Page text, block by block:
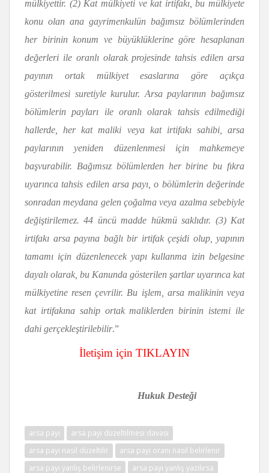
mülkiyettir. (2) Kat mülkiyeti ve kat irtifakı, bu mülkiyete
konu olan ana gayrimenkulün bağımsız bölümlerinden
her birinin konum ve büyüklüklerine göre hesaplanan
değerleri ile oranlı olarak projesinde tahsis edilen arsa
payının ortak mülkiyet esaslarına göre açıkça
gösterilmesi suretiyle kurulur. Arsa paylarının bağımsız
bölümlerin payları ile oranlı olarak tahsis edilmediği
hallerde, her kat maliki veya kat irtifakı sahibi, arsa
paylarının yeniden düzenlenmesi için mahkemeye
başvurabilir. Bağımsız bölümlerden her birine bu fıkra
uyarınca tahsis edilen arsa payı, o bölümlerin değerinde
sonradan meydana gelen çoğalma veya azalma sebebiyle
değiştirilemez. 44 üncü madde hükmü saklıdır. (3) Kat
irtifakı arsa payına bağlı bir irtifak çeşidi olup, yapının
tamamı için düzenlenecek yapı kullanma izin belgesine
dayalı olarak, bu Kanunda gösterilen şartlar uyarınca kat
mülkiyetine resen çevrilir. Bu işlem, arsa malikinin veya
kat irtifakına sahip ortak maliklerden birinin istemi ile
dahi gerçekleştirilebilir.”
İletişim için TIKLAYIN
Hukuk Desteği
arsa payı
arsa payı düzeltilmesi davası
arsa payı nasıl düzeltilir
arsa payı oranı nasıl belirlenir
arsa payı yanlış belirlenirse
arsa payı yanlış yazılırsa